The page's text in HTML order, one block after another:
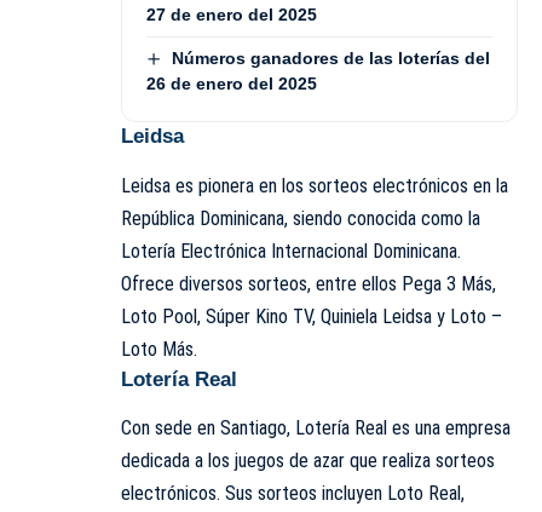
27 de enero del 2025
Números ganadores de las loterías del
26 de enero del 2025
Leidsa
Leidsa es pionera en los sorteos electrónicos en la
República Dominicana, siendo conocida como la
Lotería Electrónica Internacional Dominicana.
Ofrece diversos sorteos, entre ellos Pega 3 Más,
Loto Pool, Súper Kino TV, Quiniela Leidsa y Loto –
Loto Más.
Lotería Real
Con sede en Santiago, Lotería Real es una empresa
dedicada a los juegos de azar que realiza sorteos
electrónicos. Sus sorteos incluyen Loto Real,